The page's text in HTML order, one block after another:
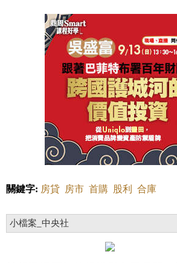
關鍵字: 房貸 房市 首購 股利 合庫
小檔案_中央社